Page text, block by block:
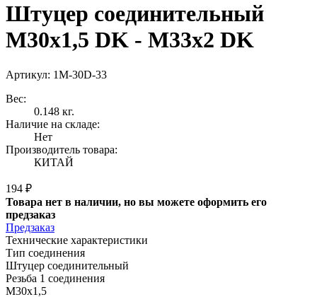
Штуцер соединительный
M30x1,5 DK - M33x2 DK
Артикул: 1M-30D-33
Вес:
0.148 кг.
Наличие на складе:
Нет
Производитель товара:
КИТАЙ
194 ₽
Товара нет в наличии, но вы можете оформить его
предзаказ
Предзаказ
Технические характеристики
Тип соединения
Штуцер соединительный
Резьба 1 соединения
M30x1,5